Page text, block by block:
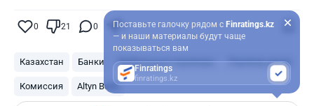
0 21 0 0
Казахстан Банки Мобильные переводы Перевод денег
Комиссия Altyn Bank
Поставьте галочку рядом с Finratings.kz
— и наши материалы будут чаще
показываться вам
Finratings
finratings.kz